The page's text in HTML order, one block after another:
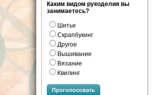
Каким видом рукоделия вы
занимаетесь?
Шитье
Скрапбукинг
Другое
Вышивание
Вязание
Квилинг
Проголосовать